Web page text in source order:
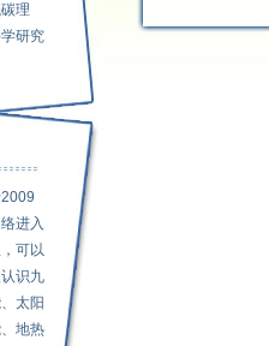
理
研究
进入
可以
识九
太阳
地热